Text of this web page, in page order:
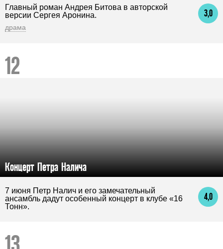
3,0
Главный роман Андрея Битова в авторской
версии Сергея Аронина.
драма
Концерт Петра Налича
4,0
7 июня Петр Налич и его замечательный
ансамбль дадут особенный концерт в клубе «16
Тонн».